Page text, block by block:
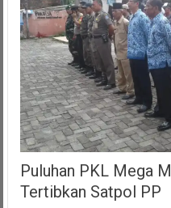
Puluhan PKL Mega
Tertibkan Satpol PP